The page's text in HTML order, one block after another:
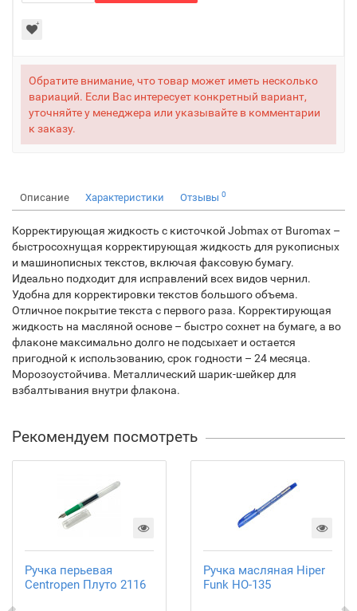
Обратите внимание, что товар может иметь несколько
вариаций. Если Вас интересует конкретный вариант,
уточняйте у менеджера или указывайте в комментарии
к заказу.
Описание Характеристики Отзывы 0
Корректирующая жидкость с кисточкой Jobmax от Buromax –
быстросохнущая корректирующая жидкость для рукописных
и машинописных текстов, включая факсовую бумагу.
Идеально подходит для исправлений всех видов чернил.
Удобна для корректировки текстов большого объема.
Отличное покрытие текста с первого раза. Корректирующая
жидкость на масляной основе – быстро сохнет на бумаге, а во
флаконе максимально долго не подсыхает и остается
пригодной к использованию, срок годности – 24 месяца.
Морозоустойчива. Металлический шарик-шейкер для
взбалтывания внутри флакона.
Рекомендуем посмотреть
Ручка перьевая
Centropen Плуто 2116
Ручка масляная Hiper
Funk HO-135